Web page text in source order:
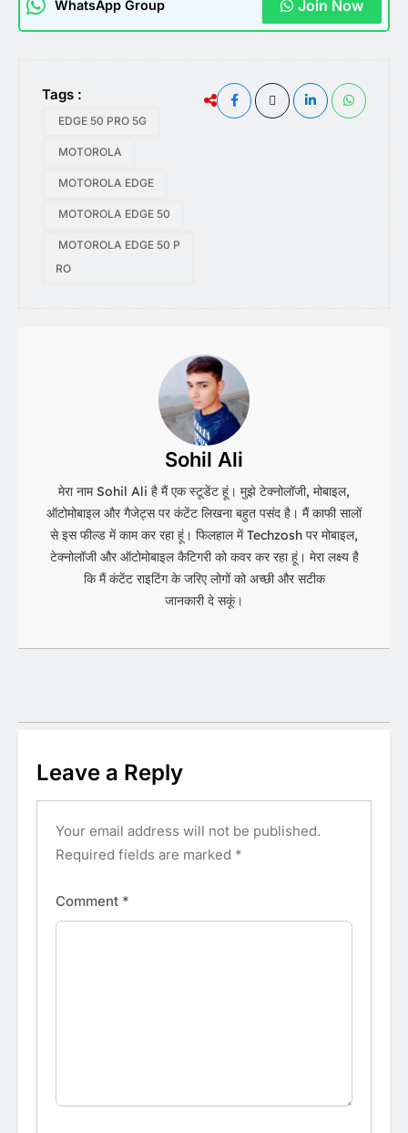
WhatsApp Group Join Now
Tags :
EDGE 50 PRO 5G
MOTOROLA
MOTOROLA EDGE
MOTOROLA EDGE 50
MOTOROLA EDGE 50 P
RO
Sohil Ali
मेरा नाम Sohil Ali है मैं एक स्टूडेंट हूं। मुझे टेक्नोलॉजी, मोबाइल,
ऑटोमोबाइल और गैजेट्स पर कंटेंट लिखना बहुत पसंद है। मैं काफी सालों
से इस फील्ड में काम कर रहा हूं। फिलहाल में Techzosh पर मोबाइल,
टेक्नोलॉजी और ऑटोमोबाइल कैटिगरी को कवर कर रहा हूं। मेरा लक्ष्य है
कि मैं कंटेंट राइटिंग के जरिए लोगों को अच्छी और सटीक
जानकारी दे सकूं।
Leave a Reply
Your email address will not be published.
Required fields are marked *
Comment *